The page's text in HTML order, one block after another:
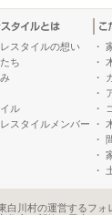
スタイルの想い
ち
ル
スタイルメンバー
・
・
・
・
・
・
・
・
・
白川村の運営するフォ